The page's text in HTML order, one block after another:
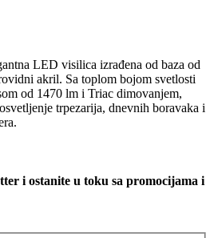
LED visilica izrađena od baza od
akril. Sa toplom bojom svetlosti
od 1470 lm i Triac dimovanjem,
trpezarija, dnevnih boravaka i
i ostanite u toku sa promocijama i